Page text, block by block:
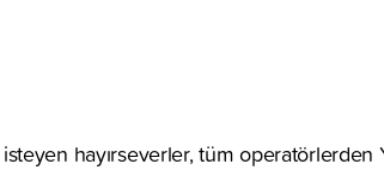
hayırseverler, tüm operatörlerden